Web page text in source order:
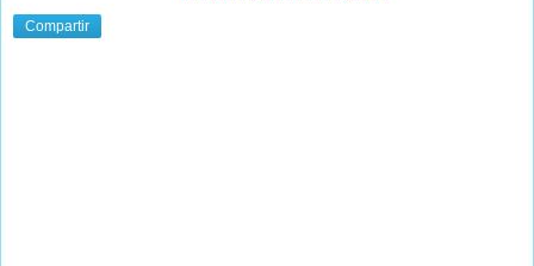
Compartir